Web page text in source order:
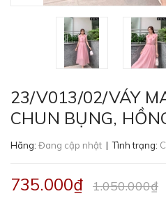
23/V013/02/VÁY
CHUN BỤNG,
Hãng: Đang cập nhật | Tình trạng:
735.000₫ 1.050.000₫